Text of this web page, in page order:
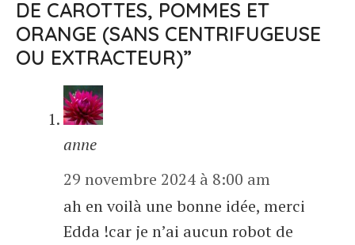
DE CAROTTES, POMMES ET
ORANGE (SANS CENTRIFUGEUSE
OU EXTRACTEUR)”
anne
29 novembre 2024 à 8:00 am
ah en voilà une bonne idée, merci
Edda !car je n’ai aucun robot de